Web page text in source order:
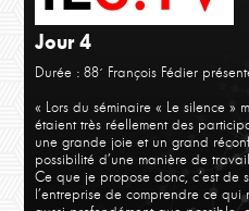
Jour 4
Durée : 88´ François Fédier
« Lors du séminaire « Le silence »
étaient très réellement des
une grande joie et un grand
possibilité d’une manière de
Ce que je propose donc, c’est de
l’entreprise de comprendre ce